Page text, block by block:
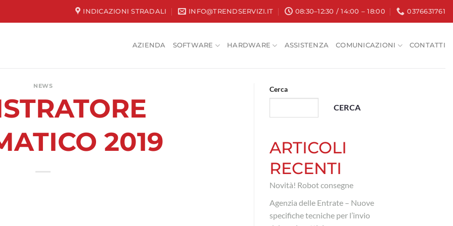
INDICAZIONI STRADALI INFO@TRENDSERVIZI.IT 08:30–12:30 / 14:00 – 18:00 0376631761
AZIENDA SOFTWARE HARDWARE ASSISTENZA COMUNICAZIONI CONTATTI
NEWS
2019
Cerca
CERCA
ARTICOLI
RECENTI
Novità! Robot consegne
Agenzia delle Entrate – Nuove
specifiche tecniche per l’invio